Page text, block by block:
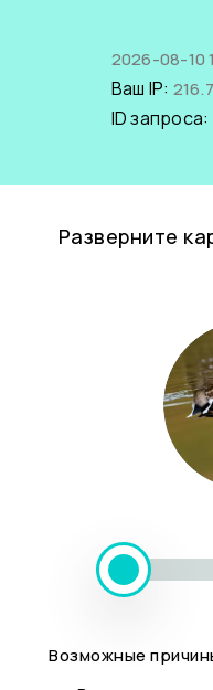
2026-08-10
Ваш IP:
ID запроса:
Разверните
Возможные